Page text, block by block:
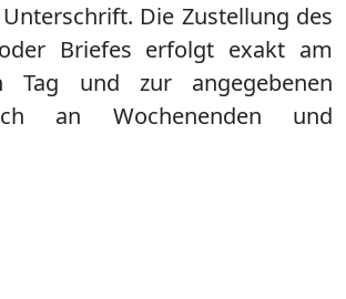
Die Zustellung des
Briefes erfolgt exakt am
Tag und zur angegebenen
an Wochenenden und